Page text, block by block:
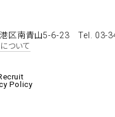
港区南青山5-6-23Tel. 03-
ついて
Policy